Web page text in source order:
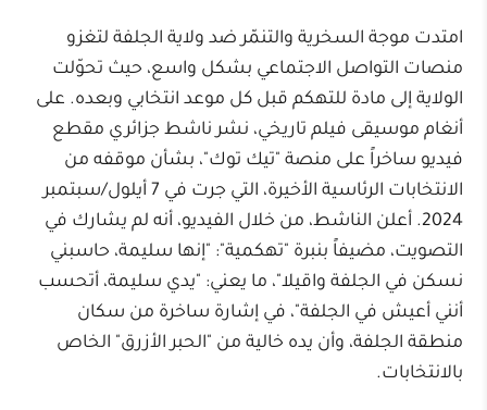
امتدت موجة السخرية والتنمّر ضد ولاية الجلفة لتغزو
منصات التواصل الاجتماعي بشكل واسع، حيث تحوّلت
الولاية إلى مادة للتهكم قبل كل موعد انتخابي وبعده. على
أنغام موسيقى فيلم تاريخي، نشر ناشط جزائري مقطع
فيديو ساخراً على منصة "تيك توك"، بشأن موقفه من
الانتخابات الرئاسية الأخيرة، التي جرت في 7 أيلول/سبتمبر
2024. أعلن الناشط، من خلال الفيديو، أنه لم يشارك في
التصويت، مضيفاً بنبرة "تهكمية": "إنها سليمة، حاسبني
نسكن في الجلفة واقيلا"، ما يعني: "يدي سليمة، أتحسب
أنني أعيش في الجلفة"، في إشارة ساخرة من سكان
منطقة الجلفة، وأن يده خالية من "الحبر الأزرق" الخاص
بالانتخابات.